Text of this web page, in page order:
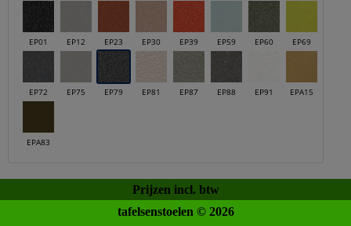
EP01 EP12 EP23 EP30 EP39 EP59 EP60 EP69
EP72 EP75 EP79 EP81 EP87 EP88 EP91 EPA15
EPA83
Prijzen incl. btw
tafelsenstoelen © 2026